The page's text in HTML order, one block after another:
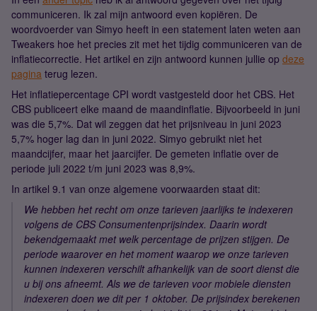
communiceren. Ik zal mijn antwoord even kopiëren. De
woordvoerder van Simyo heeft in een statement laten weten aan
Tweakers hoe het precies zit met het tijdig communiceren van de
inflatiecorrectie. Het artikel en zijn antwoord kunnen jullie op deze
pagina terug lezen.
Het inflatiepercentage CPI wordt vastgesteld door het CBS. Het
CBS publiceert elke maand de maandinflatie. Bijvoorbeeld in juni
was die 5,7%. Dat wil zeggen dat het prijsniveau in juni 2023
5,7% hoger lag dan in juni 2022. Simyo gebruikt niet het
maandcijfer, maar het jaarcijfer. De gemeten inflatie over de
periode juli 2022 t/m juni 2023 was 8,9%.
In artikel 9.1 van onze algemene voorwaarden staat dit:
We hebben het recht om onze tarieven jaarlijks te indexeren
volgens de CBS Consumentenprijsindex. Daarin wordt
bekendgemaakt met welk percentage de prijzen stijgen. De
periode waarover en het moment waarop we onze tarieven
kunnen indexeren verschilt afhankelijk van de soort dienst die
u bij ons afneemt. Als we de tarieven voor mobiele diensten
indexeren doen we dit per 1 oktober. De prijsindex berekenen